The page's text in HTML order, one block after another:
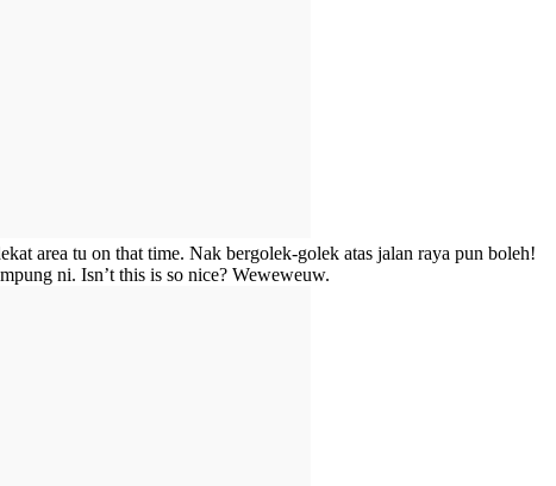
area tu on that time. Nak bergolek-golek atas jalan raya pun boleh!
ni. Isn’t this is so nice? Weweweuw.